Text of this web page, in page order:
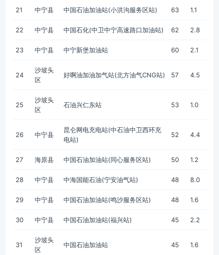
21 中宁县 中国石油加油站(小洪沟服务区站) 63 1.1
22 中宁县 中国石化(中卫中宁高速路口加油站) 62 2.8
23 中宁县 中宁新堡加油站 60 2.1
24
沙坡头
区
好啊油加油加气站(北方油气CNG站) 57 4.5
25
沙坡头
区
石油兴仁东站 53 1.0
26 中宁县
昆仑网电充电站(中石油中卫西环充
电站)
52 4.4
27 海原县 中国石油加油站(同心服务区站) 50 1.2
28 中宁县 中海国能石油(宁安油气站) 48 8.0
29 中宁县 中国石油加油站(鸣沙服务区站) 48 1.6
30 中宁县 中国石油加油站(福兴站) 45 2.2
31
沙坡头
区
中国石油加油站 45 1.6